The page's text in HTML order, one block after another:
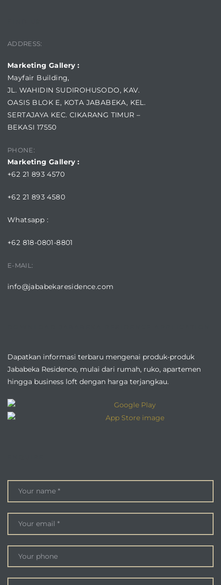
ADDRESS:
Marketing Gallery :
Mayfair Building,
JL. WAHIDIN SUDIROHUSODO, KAV.
OASIS BLOK E, KOTA JABABEKA, KEL.
SERTAJAYA KEC. CIKARANG TIMUR –
BEKASI 17550
PHONE:
Marketing Gallery :
+62 21 893 4570
+62 21 893 4580
Whatsapp :
+62 818-0801-8801
E-MAIL:
info@jababekaresidence.com
Dapatkan informasi terbaru mengenai produk-produk
Jababeka Residence, mulai dari rumah, ruko, apartemen
hingga business loft dengan harga terjangkau.